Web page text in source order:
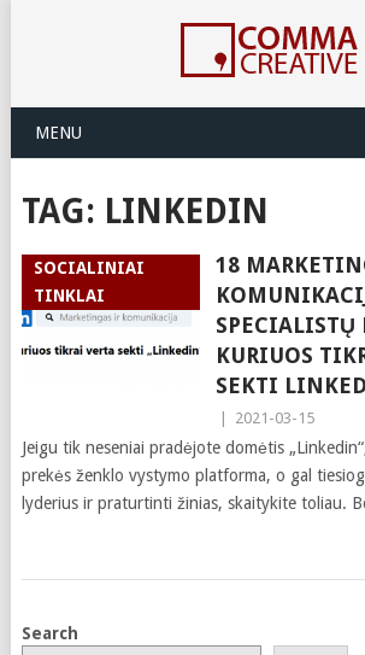
MENU
TAG: LINKEDIN
SOCIALINIAI
TINKLAI
18
SPECIALISTŲ
KURIUOS
SEKTI
2021-03-15
Jeigu tik neseniai pradėjote domėtis
prekės ženklo vystymo platforma, o gal
lyderius ir praturtinti žinias, skaitykite toliau.
Search